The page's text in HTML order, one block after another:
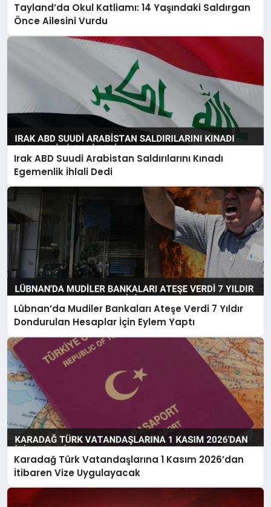
Tayland’da Okul Katliamı: 14 Yaşındaki Saldırgan
Önce Ailesini Vurdu
Irak ABD Suudi Arabistan Saldırılarını Kınadı
Egemenlik İhlali Dedi
Lübnan’da Mudiler Bankaları Ateşe Verdi 7 Yıldır
Dondurulan Hesaplar İçin Eylem Yaptı
Karadağ Türk Vatandaşlarına 1 Kasım 2026’dan
İtibaren Vize Uygulayacak